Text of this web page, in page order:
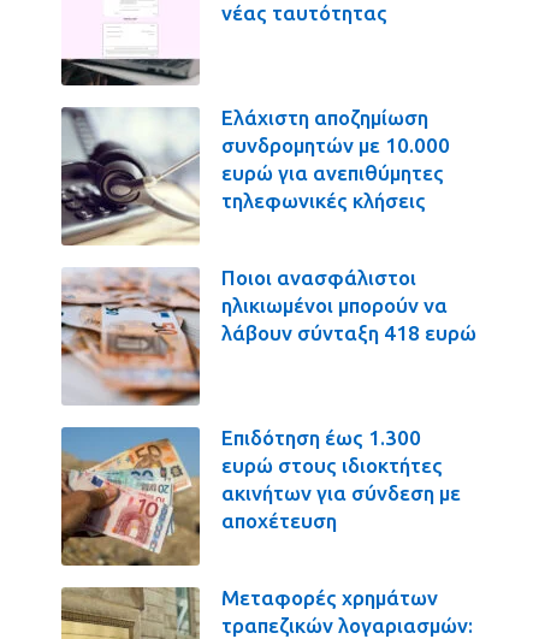
νέας ταυτότητας
Ελάχιστη αποζημίωση
συνδρομητών με 10.000
ευρώ για ανεπιθύμητες
τηλεφωνικές κλήσεις
Ποιοι ανασφάλιστοι
ηλικιωμένοι μπορούν να
λάβουν σύνταξη 418 ευρώ
Επιδότηση έως 1.300
ευρώ στους ιδιοκτήτες
ακινήτων για σύνδεση με
αποχέτευση
Μεταφορές χρημάτων
τραπεζικών λογαριασμών: